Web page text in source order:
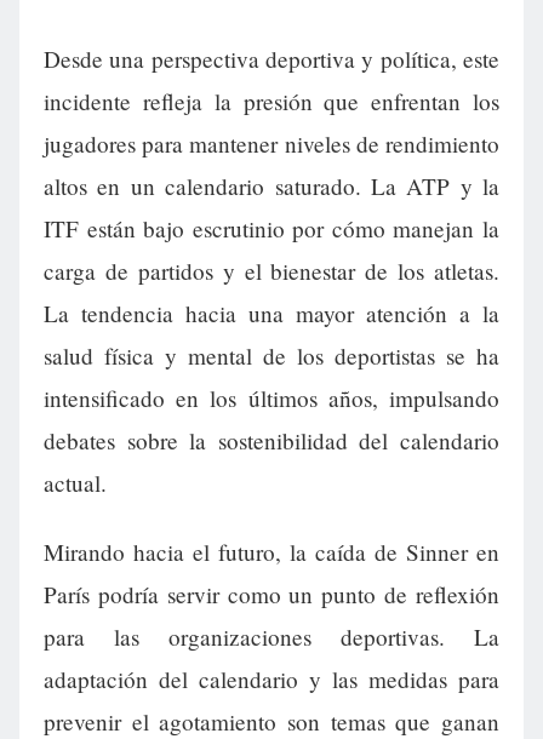
Desde una perspectiva deportiva y política, este
incidente refleja la presión que enfrentan los
jugadores para mantener niveles de rendimiento
altos en un calendario saturado. La ATP y la
ITF están bajo escrutinio por cómo manejan la
carga de partidos y el bienestar de los atletas.
La tendencia hacia una mayor atención a la
salud física y mental de los deportistas se ha
intensificado en los últimos años, impulsando
debates sobre la sostenibilidad del calendario
actual.
Mirando hacia el futuro, la caída de Sinner en
París podría servir como un punto de reflexión
para las organizaciones deportivas. La
adaptación del calendario y las medidas para
prevenir el agotamiento son temas que ganan